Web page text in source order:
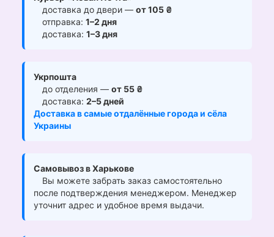
доставка до двери — от 105 ₴
отправка: 1–2 дня
доставка: 1–3 дня
Укрпошта
до отделения — от 55 ₴
доставка: 2–5 дней
Доставка в самые отдалённые города и сёла
Украины
Самовывоз в Харькове
Вы можете забрать заказ самостоятельно
после подтверждения менеджером. Менеджер
уточнит адрес и удобное время выдачи.